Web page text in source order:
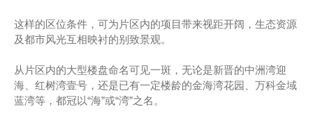
这样的区位条件，可为片区内的项目带来视距开阔，生态资源
及都市风光互相映衬的别致景观。
从片区内的大型楼盘命名可见一斑，无论是新晋的中洲湾迎
海、红树湾壹号，还是已有一定楼龄的金海湾花园、万科金域
蓝湾等，都冠以“海”或“湾”之名。